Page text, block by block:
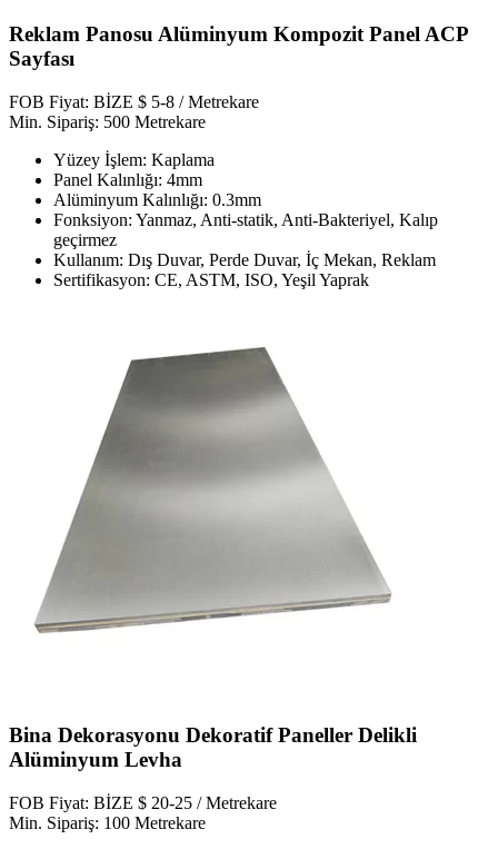
Reklam Panosu Alüminyum Kompozit Panel ACP
Sayfası
FOB Fiyat: BİZE $ 5-8 / Metrekare
Min. Sipariş: 500 Metrekare
Yüzey İşlem: Kaplama
Panel Kalınlığı: 4mm
Alüminyum Kalınlığı: 0.3mm
Fonksiyon: Yanmaz, Anti-statik, Anti-Bakteriyel, Kalıp
geçirmez
Kullanım: Dış Duvar, Perde Duvar, İç Mekan, Reklam
Sertifikasyon: CE, ASTM, ISO, Yeşil Yaprak
Bina Dekorasyonu Dekoratif Paneller Delikli
Alüminyum Levha
FOB Fiyat: BİZE $ 20-25 / Metrekare
Min. Sipariş: 100 Metrekare